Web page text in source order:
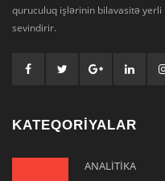
quruculuq işlərinin bilavasitə
sevindirir.
KATEQORİYALAR
ANALİTİKA